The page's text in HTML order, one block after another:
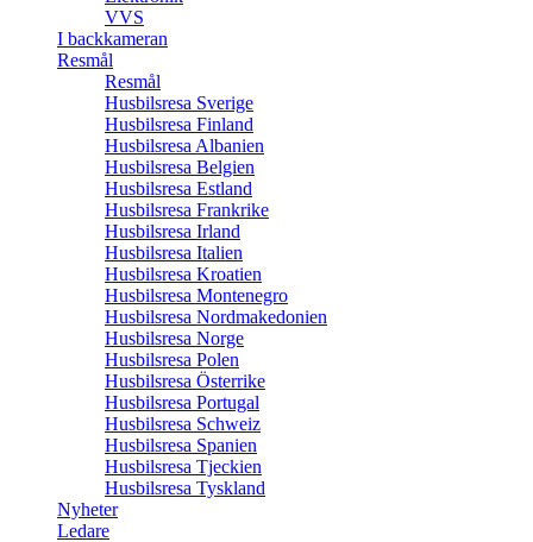
VVS
I backkameran
Resmål
Resmål
Husbilsresa Sverige
Husbilsresa Finland
Husbilsresa Albanien
Husbilsresa Belgien
Husbilsresa Estland
Husbilsresa Frankrike
Husbilsresa Irland
Husbilsresa Italien
Husbilsresa Kroatien
Husbilsresa Montenegro
Husbilsresa Nordmakedonien
Husbilsresa Norge
Husbilsresa Polen
Husbilsresa Österrike
Husbilsresa Portugal
Husbilsresa Schweiz
Husbilsresa Spanien
Husbilsresa Tjeckien
Husbilsresa Tyskland
Nyheter
Ledare